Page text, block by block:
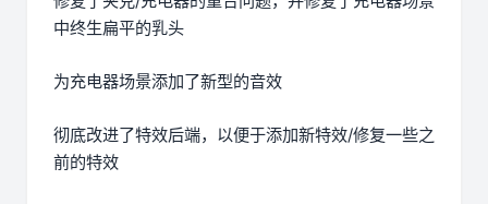
中终生扁平的乳头
为充电器场景添加了新型的音效
彻底改进了特效后端，以便于添加新特效/修复一些之
前的特效